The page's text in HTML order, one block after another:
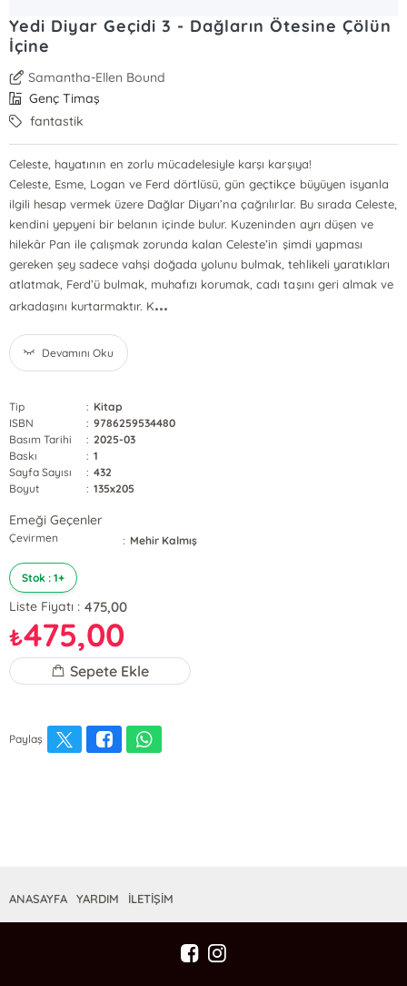
Yedi Diyar Geçidi 3 - Dağların Ötesine Çölün
İçine
Samantha-Ellen Bound
Genç Timaş
fantastik
Celeste, hayatının en zorlu mücadelesiyle karşı karşıya!
Celeste, Esme, Logan ve Ferd dörtlüsü, gün geçtikçe büyüyen isyanla
ilgili hesap vermek üzere Dağlar Diyarı’na çağrılırlar. Bu sırada Celeste,
kendini yepyeni bir belanın içinde bulur. Kuzeninden ayrı düşen ve
hilekâr Pan ile çalışmak zorunda kalan Celeste’in şimdi yapması
gereken şey sadece vahşi doğada yolunu bulmak, tehlikeli yaratıkları
atlatmak, Ferd’ü bulmak, muhafızı korumak, cadı taşını geri almak ve
arkadaşını kurtarmaktır. K...
Devamını Oku
Tip : Kitap
ISBN
: 9786259534480
Basım Tarihi
: 2025-03
Baskı
: 1
Sayfa Sayısı
: 432
Boyut
: 135x205
Emeği Geçenler
Çevirmen : Mehir Kalmış
Stok : 1+
Liste Fiyatı : 475,00
₺475,00
Sepete Ekle
Paylaş
ANASAYFA YARDIM İLETİŞİM